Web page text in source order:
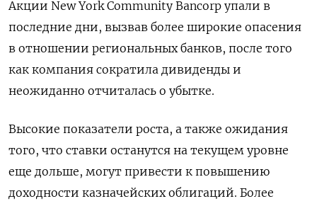
Акции New York Community Bancorp упали в
последние дни, вызвав более широкие опасения
в отношении региональных банков, после того
как компания сократила дивиденды и
неожиданно отчиталась о убытке.
Высокие показатели роста, а также ожидания
того, что ставки останутся на текущем уровне
еще дольше, могут привести к повышению
доходности казначейских облигаций. Более